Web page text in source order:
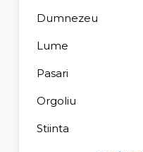
Dumnezeu
Lume
Pasari
Orgoliu
Stiinta